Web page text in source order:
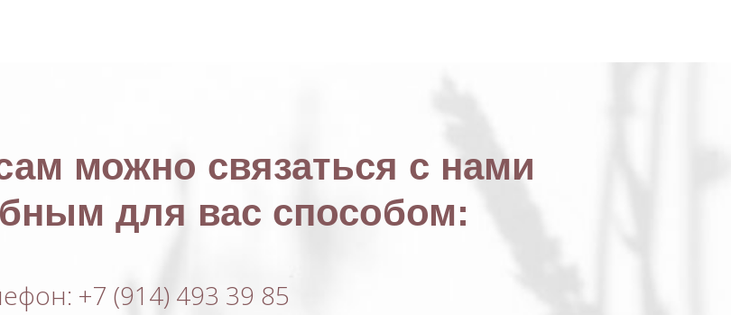
можно связаться с нами
для вас способом:
+7 (914) 493 39 85